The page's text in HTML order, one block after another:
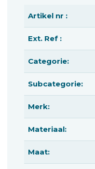
Artikel nr :
Ext. Ref :
Categorie:
Subcategorie:
Merk:
Materiaal:
Maat: